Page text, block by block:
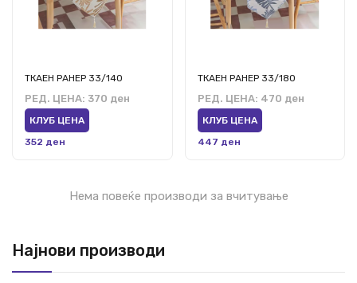
Најнови производи
ТКАЕН РАНЕР 33/140
РЕД. ЦЕНА: 370 ден
КЛУБ ЦЕНА
352 ден
ТКАЕН РАНЕР 33/180
РЕД. ЦЕНА: 470 ден
КЛУБ ЦЕНА
447 ден
Нема повеќе производи за вчитување